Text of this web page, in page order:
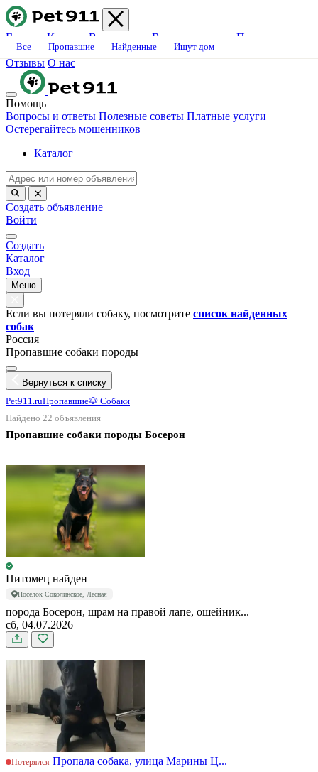
Главная Каталог Ветклиники Вопросы-ответы
Платные
услуги
Блог Свяжитесь с нами Станьте волонтёром
Отзывы О нас
Помощь
Вопросы и ответы Полезные советы Платные услуги
Остерегайтесь мошенников
Каталог
Создать объявление
Войти
Создать
Каталог
Вход
Меню
Если вы потеряли собаку, посмотрите список найденных
собак
Россия
Пропавшие собаки породы
Все Пропавшие Найденные Ищут дом
Вернуться к списку
Pet911.ruПропавшие🐶 Собаки
Найдено 22 объявления
Пропавшие собаки породы Босерон
Питомец найден
Поселок Соколинское, Лесная
порода Босерон, шрам на правой лапе, ошейник...
сб, 04.07.2026
Потерялся Пропала собака, улица Марины Ц...